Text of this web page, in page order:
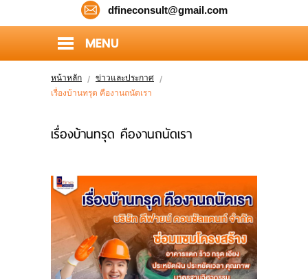
dfineconsult@gmail.com
MENU
HOME
ABOUT US
PORTFOLIO
CONTACT US
ร่วมงานกับเรา
MAP
บริการของท่อตันมือปราบ
หน้าหลัก
ข่าวและประกาศ
เรื่องบ้านทรุด คืองานถนัดเรา
เรื่องบ้านทรุด คืองานถนัดเรา